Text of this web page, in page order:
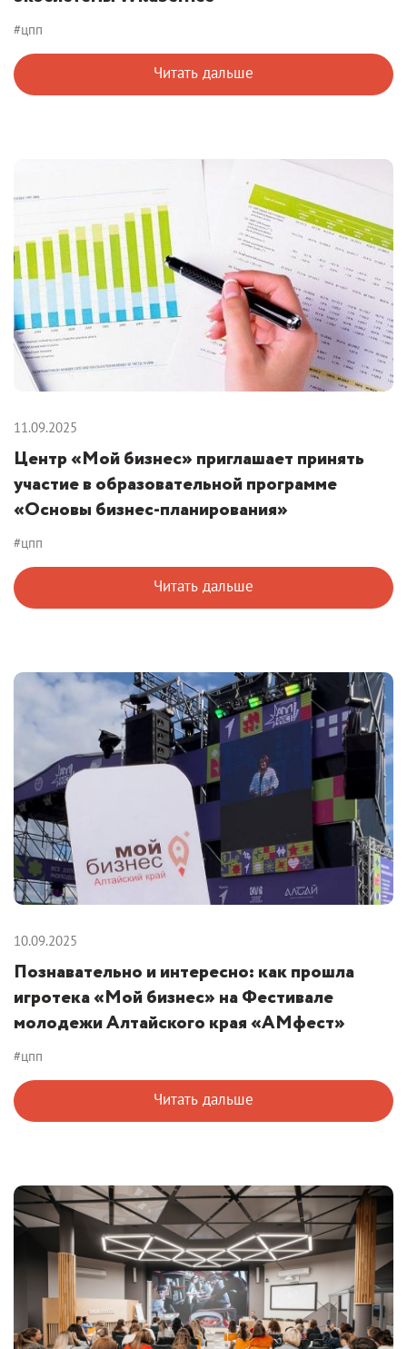
#цпп
Читать дальше
11.09.2025
Центр «Мой бизнес» приглашает принять
участие в образовательной программе
«Основы бизнес-планирования»
#цпп
Читать дальше
10.09.2025
Познавательно и интересно: как прошла
игротека «Мой бизнес» на Фестивале
молодежи Алтайского края «АМфест»
#цпп
Читать дальше